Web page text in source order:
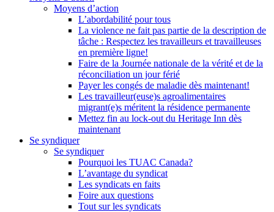
Moyens d’action
L’abordabilité pour tous
La violence ne fait pas partie de la description de
tâche : Respectez les travailleurs et travailleuses
en première ligne!
Faire de la Journée nationale de la vérité et de la
réconciliation un jour férié
Payer les congés de maladie dès maintenant!
Les travailleur(euse)s agroalimentaires
migrant(e)s méritent la résidence permanente
Mettez fin au lock-out du Heritage Inn dès
maintenant
Se syndiquer
Se syndiquer
Pourquoi les TUAC Canada?
L’avantage du syndicat
Les syndicats en faits
Foire aux questions
Tout sur les syndicats